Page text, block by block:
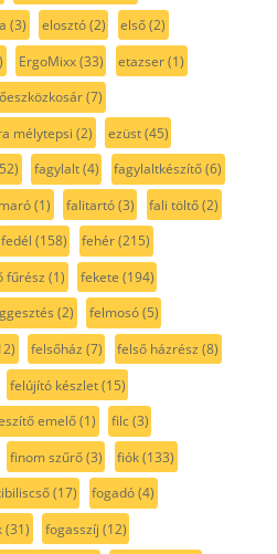
(3) elosztó(2) első(2)
ErgoMixx(33) etazser(1)
(7)
mélytepsi (2) ezüst(45)
fagylalt(4) fagylaltkészítő(6)
(1) falitartó(3) fali töltő(2)
fedél (158) fehér(215)
fűrész (1) fekete (194)
(2) felmosó(5)
felsőház (7) felső házrész (8)
felújító készlet(15)
emelő(1) filc(3)
finom szűrő(3) fiók(133)
(17) fogadó(4)
(31) fogasszíj (12)